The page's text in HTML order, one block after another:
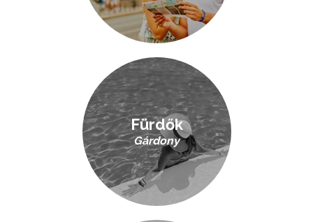
Fürdők
Gárdony